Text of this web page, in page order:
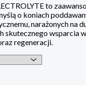
to
o koniach
narażonych na
skutecznego wsparcia
regeneracji.